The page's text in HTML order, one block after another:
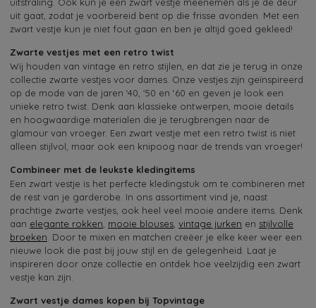
uit gaat, zodat je voorbereid bent op die frisse avonden. Met een
zwart vestje kun je niet fout gaan en ben je altijd goed gekleed!
Zwarte vestjes met een retro twist
Wij houden van vintage en retro stijlen, en dat zie je terug in onze
collectie zwarte vestjes voor dames. Onze vestjes zijn geïnspireerd
op de mode van de jaren ‘40, '50 en ‘60 en geven je look een
unieke retro twist. Denk aan klassieke ontwerpen, mooie details
en hoogwaardige materialen die je terugbrengen naar de
glamour van vroeger. Een zwart vestje met een retro twist is niet
alleen stijlvol, maar ook een knipoog naar de trends van vroeger!
Combineer met de leukste kledingitems
Een zwart vestje is het perfecte kledingstuk om te combineren met
de rest van je garderobe. In ons assortiment vind je, naast
prachtige zwarte vestjes, ook heel veel mooie andere items. Denk
aan elegante rokken mooie blouses vintage jurken en stijlvolle
broeken . Door te mixen en matchen creëer je elke keer weer een
nieuwe look die past bij jouw stijl en de gelegenheid. Laat je
inspireren door onze collectie en ontdek hoe veelzijdig een zwart
vestje kan zijn.
Zwart vestje dames kopen bij Topvintage